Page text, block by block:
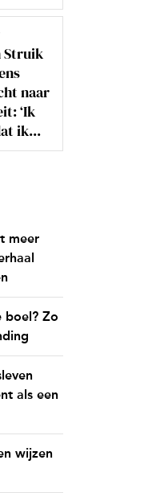
Struik
naar
‘Ik
ik...
meer
boel? Zo
als een
wijzen